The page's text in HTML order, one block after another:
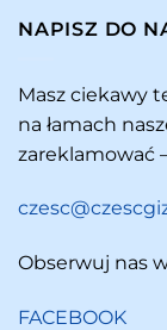
NAPISZ DO
Masz ciekawy
na łamach
zareklamować
Obserwuj nas
FACEBOOK